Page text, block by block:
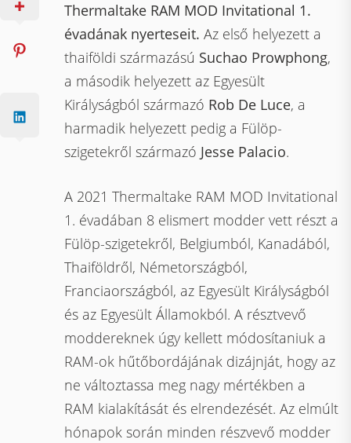
Thermaltake RAM MOD Invitational 1.
évadának nyerteseit. Az első helyezett a
thaiföldi származású Suchao Prowphong,
a második helyezett az Egyesült
Királyságból származó Rob De Luce, a
harmadik helyezett pedig a Fülöp-
szigetekről származó Jesse Palacio.
A 2021 Thermaltake RAM MOD Invitational
1. évadában 8 elismert modder vett részt a
Fülöp-szigetekről, Belgiumból, Kanadából,
Thaiföldről, Németországból,
Franciaországból, az Egyesült Királyságból
és az Egyesült Államokból. A résztvevő
moddereknek úgy kellett módosítaniuk a
RAM-ok hűtőbordájának dizájnját, hogy az
ne változtassa meg nagy mértékben a
RAM kialakítását és elrendezését. Az elmúlt
hónapok során minden részvevő modder